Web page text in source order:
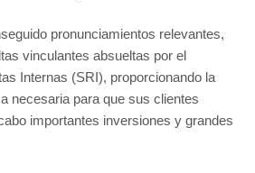
pronunciamientos relevantes,
vinculantes absueltas por el
Internas (SRI), proporcionando la
necesaria para que sus clientes
importantes inversiones y grandes